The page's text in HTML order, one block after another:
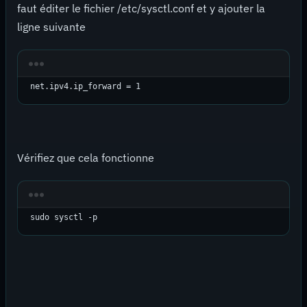
faut éditer le fichier /etc/sysctl.conf et y ajouter la
ligne suivante
net.ipv4.ip_forward = 1
Vérifiez que cela fonctionne
sudo sysctl -p